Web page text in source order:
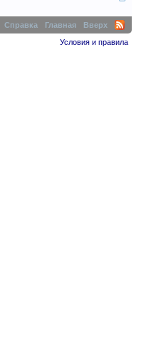
Справка Главная
Вверх
Условия и правила